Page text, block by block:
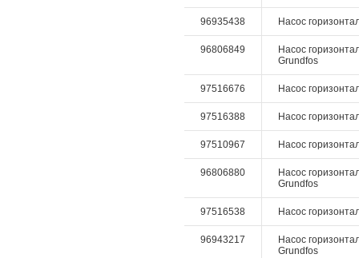
96935438 Насос
96806849
Насос
Grundfos
97516676 Насос
97516388 Насос
97510967 Насос
96806880
Насос
Grundfos
97516538 Насос
96943217
Насос
Grundfos